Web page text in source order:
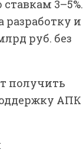
3–5%.
разработку и
руб. без
получить
АПК